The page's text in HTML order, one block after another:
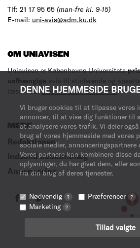
DENNE HJEMMESIDE
Vi bruger cookies til at tilpasse vores
annoncer, til at vise dig funktioner til
at analysere vores trafik. Vi deler
brug af vores hjemmeside med vores
sociale medier, annonceringspartnere
Vores partnere kan kombinere disse
oplysninger, du har givet dem, eller
fra din brug af deres tjenester.
Nødvendig ? Præferencer ?
Marketing ?
Tillad valgte
Tlf: 21 17 95 65 (man-fre kl. 9-15)
E-mail: uni-avis@adm.ku.dk
OM UNIAVISEN
Uniavisen er Københavns Universitets
uafhængige avis til studerende og
læse med.Læs mere om avisen her.
MERE
Redaktionen
Indsend debatindlæg
Annoncering